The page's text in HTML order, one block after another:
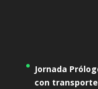
Jornada
con transporte